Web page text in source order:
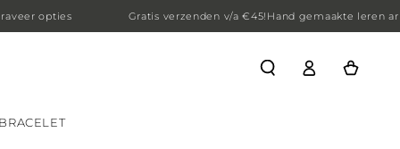
Gratis verzenden v/a €45! Hand gemaakte leren armbanden
Winkelwagen